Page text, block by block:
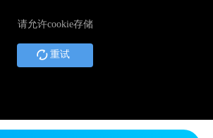
请允许cookie存储
重试